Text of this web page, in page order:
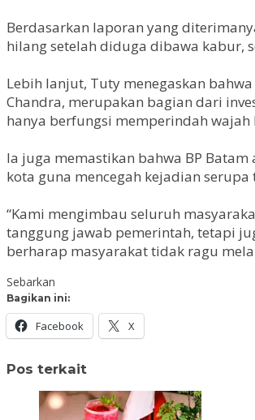
Berdasarkan laporan yang
hilang setelah diduga dibawa kabur,
Lebih lanjut, Tuty menegaskan
Chandra, merupakan bagian dari
hanya berfungsi memperindah
Ia juga memastikan bahwa BP
kota guna mencegah kejadian serupa
“Kami mengimbau seluruh
tanggung jawab pemerintah, tetapi
berharap masyarakat tidak ragu
Sebarkan
Bagikan ini:
Facebook X
Pos terkait